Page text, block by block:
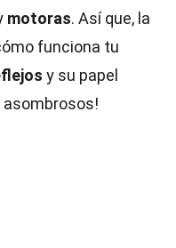
motoras. Así que, la
funciona tu
y su papel
asombrosos!